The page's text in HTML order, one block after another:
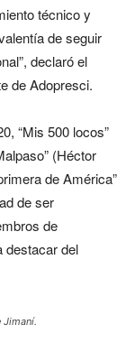
técnico y
de seguir
declaró el
de Adopresci.
“Mis 500 locos”
(Héctor
de América”
de ser
de
destacar del
Jimaní.